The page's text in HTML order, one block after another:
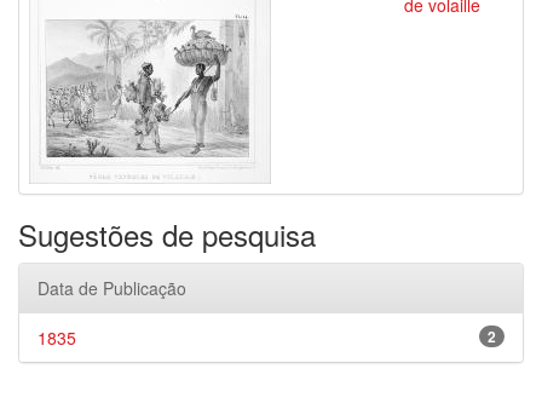
de volaille
Sugestões de pesquisa
Data de Publicação
2
1835